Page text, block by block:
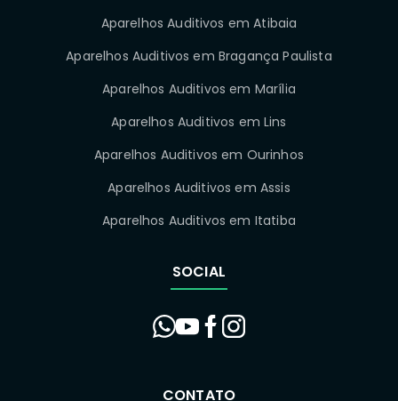
Aparelhos Auditivos em Atibaia
Aparelhos Auditivos em Bragança Paulista
Aparelhos Auditivos em Marília
Aparelhos Auditivos em Lins
Aparelhos Auditivos em Ourinhos
Aparelhos Auditivos em Assis
Aparelhos Auditivos em Itatiba
SOCIAL
CONTATO